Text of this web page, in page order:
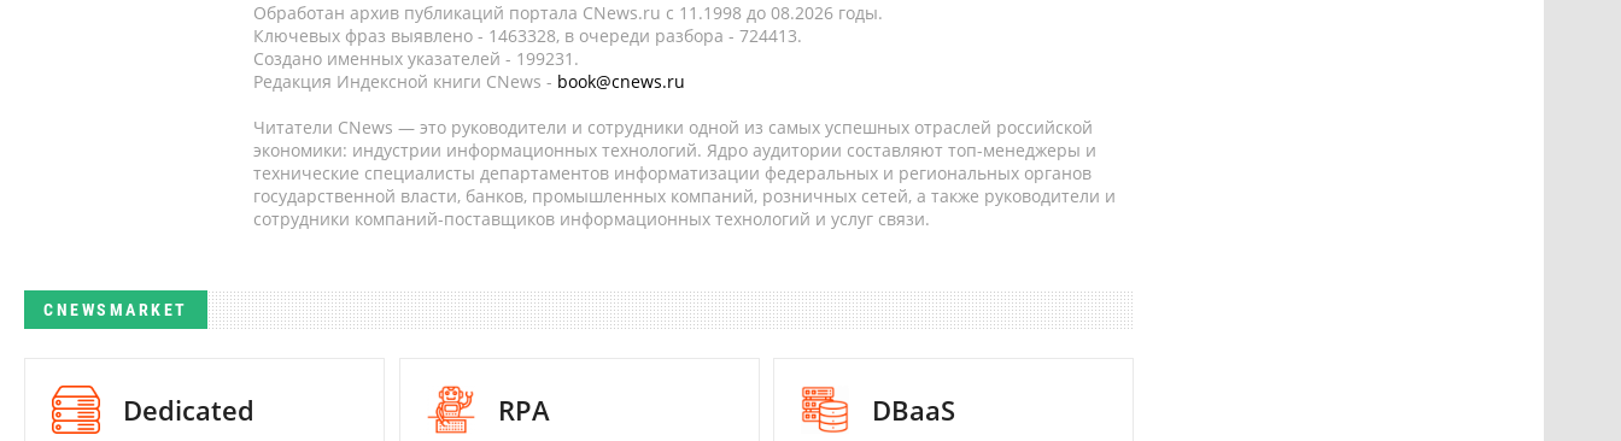
Обработан архив публикаций портала CNews.ru c 11.1998 до 08.2026 годы.
Ключевых фраз выявлено - 1463328, в очереди разбора - 724413.
Создано именных указателей - 199231.
Редакция Индексной книги CNews - book@cnews.ru
Читатели CNews — это руководители и сотрудники одной из самых успешных отраслей российской
экономики: индустрии информационных технологий. Ядро аудитории составляют топ-менеджеры и
технические специалисты департаментов информатизации федеральных и региональных органов
государственной власти, банков, промышленных компаний, розничных сетей, а также руководители и
сотрудники компаний-поставщиков информационных технологий и услуг связи.
CNEWSMARKET
Dedicated RPA DBaaS